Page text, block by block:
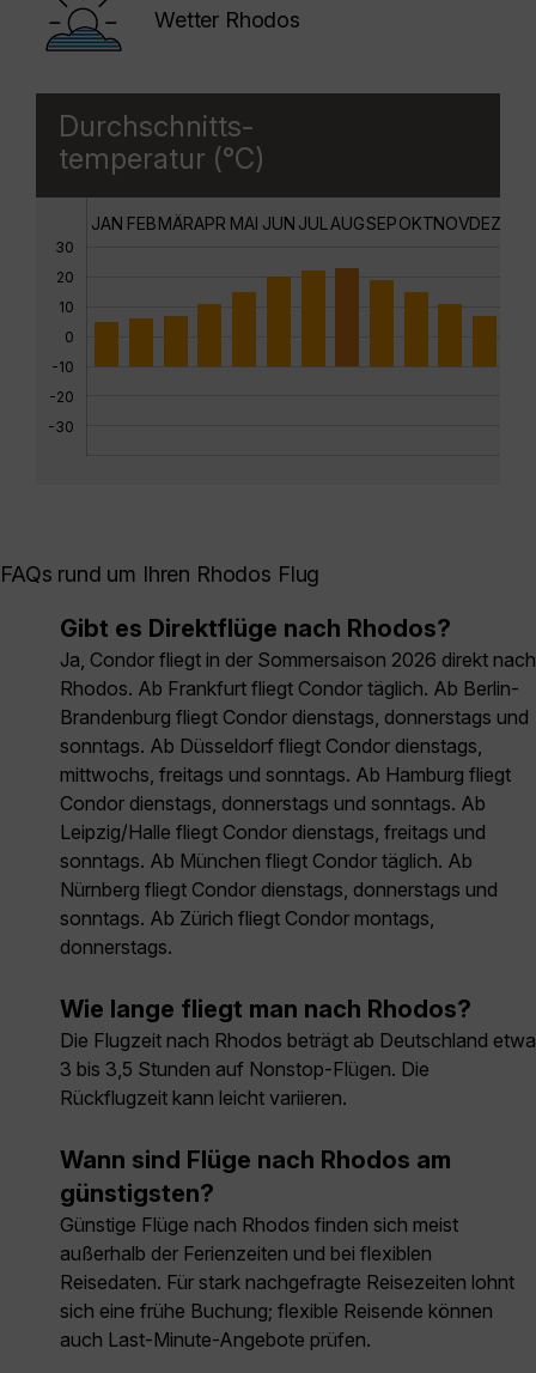
Wetter Rhodos
Durchschnitts-
temperatur (°C)
30
20
10
0
-10
-20
-30
JAN FEBMÄRAPR MAI JUN JUL AUGSEPOKTNOVDEZ
FAQs rund um Ihren Rhodos Flug
Gibt es Direktflüge nach Rhodos?
Ja, Condor fliegt in der Sommersaison 2026 direkt nach
Rhodos. Ab Frankfurt fliegt Condor täglich. Ab Berlin-
Brandenburg fliegt Condor dienstags, donnerstags und
sonntags. Ab Düsseldorf fliegt Condor dienstags,
mittwochs, freitags und sonntags. Ab Hamburg fliegt
Condor dienstags, donnerstags und sonntags. Ab
Leipzig/Halle fliegt Condor dienstags, freitags und
sonntags. Ab München fliegt Condor täglich. Ab
Nürnberg fliegt Condor dienstags, donnerstags und
sonntags. Ab Zürich fliegt Condor montags,
donnerstags.
Wie lange fliegt man nach Rhodos?
Die Flugzeit nach Rhodos beträgt ab Deutschland etwa
3 bis 3,5 Stunden auf Nonstop-Flügen. Die
Rückflugzeit kann leicht variieren.
Wann sind Flüge nach Rhodos am
günstigsten?
Günstige Flüge nach Rhodos finden sich meist
außerhalb der Ferienzeiten und bei flexiblen
Reisedaten. Für stark nachgefragte Reisezeiten lohnt
sich eine frühe Buchung; flexible Reisende können
auch Last-Minute-Angebote prüfen.